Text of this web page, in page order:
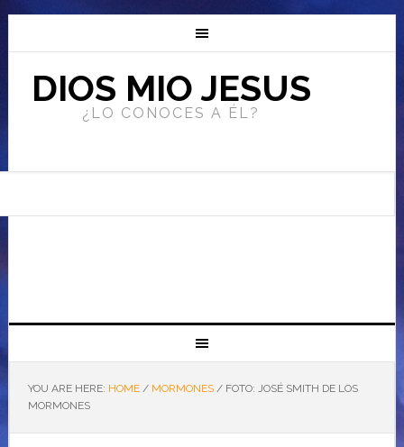
DIOS MIO JESUS
¿LO CONOCES A ÉL?
YOU ARE HERE: HOME / MORMONES /FOTO: JOSÉ SMITH DE LOS
MORMONES